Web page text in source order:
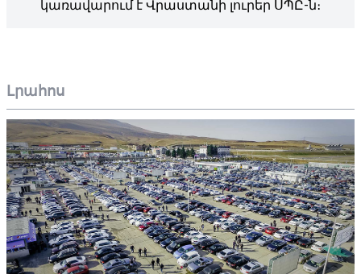
Լրահոս
կառավարում է Վրաստանի լուրեր ՍՊԸ-ն։